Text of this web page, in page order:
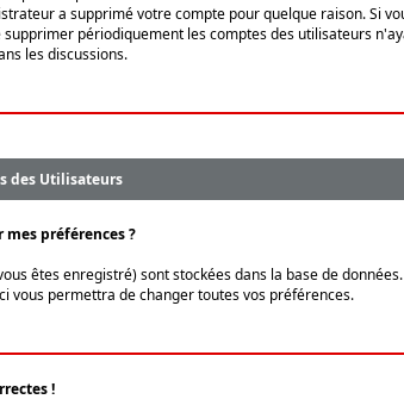
a supprimé votre compte pour quelque raison. Si
périodiquement les comptes des utilisateurs
les discussions.
des Utilisateurs
préférences ?
êtes enregistré) sont stockées dans la base de
vous permettra de changer toutes vos préférences.
!